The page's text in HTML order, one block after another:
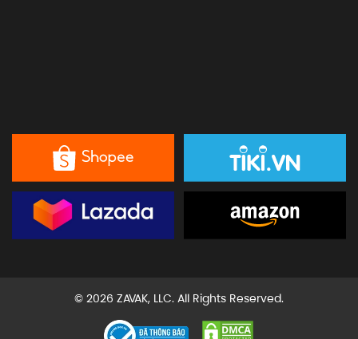
© 2026 ZAVAK, LLC. All Rights Reserved.